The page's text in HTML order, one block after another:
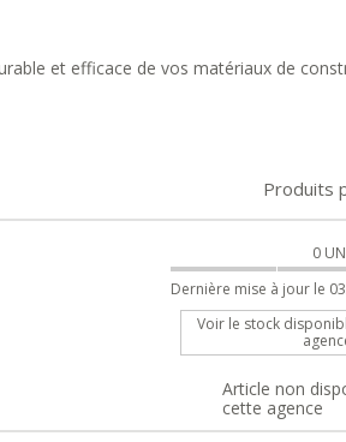
et efficace de vos matériaux de
Produits
0
Dernière mise à jour le
Voir le stock
Article non
cette agence